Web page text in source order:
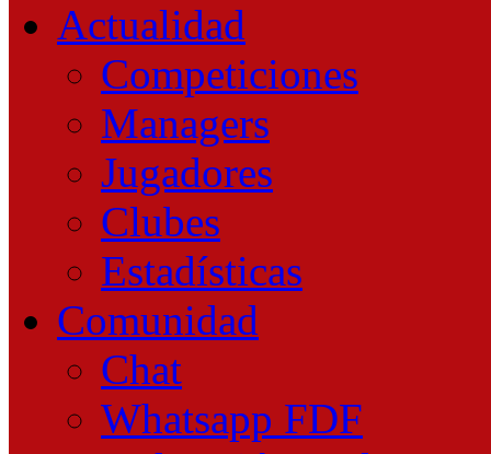
Actualidad
Competiciones
Managers
Jugadores
Clubes
Estadísticas
Comunidad
Chat
Whatsapp FDF